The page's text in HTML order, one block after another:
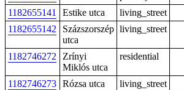
1182655141
Estike utca living_street
1182655142
Százszorszép
utca
living_street
1182746272
Zrínyi
Miklós utca
residential
1182746273 Rózsa utca living_street